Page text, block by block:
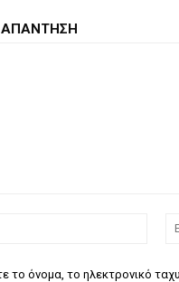
το όνομα, το ηλεκτρονικό